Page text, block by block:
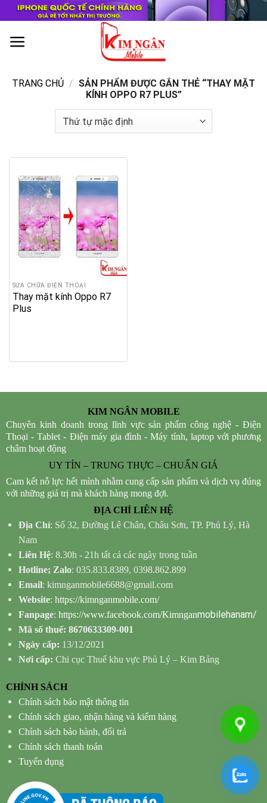
Skip
to
content
TRANG CHỦ / SẢN PHẨM ĐƯỢC GẮN THẺ “THAY MẶT
KÍNH OPPO R7 PLUS”
SỬA CHỮA ĐIỆN THOẠI
Thay mặt kính Oppo R7
Plus
KIM NGÂN MOBILE
Chuyên kinh doanh trong lĩnh vực sản phẩm công nghệ - Điện
Thoại - Tablet - Điện máy gia đình - Máy tính, laptop với phương
châm hoạt động
UY TÍN – TRUNG THỰC – CHUẨN GIÁ
Cam kết nỗ lực hết mình nhằm cung cấp sản phẩm và dịch vụ đúng
với những giá trị mà khách hàng mong đợi.
ĐỊA CHỈ LIÊN HỆ
Địa Chỉ: Số 32, Đường Lê Chân, Châu Sơn, TP. Phủ Lý, Hà
Nam
Liên Hệ: 8.30h - 21h tất cả các ngày trong tuần
Hotline; Zalo: 035.833.8389, 0398.862.899
Email: kimnganmobile6688@gmail.com
Website: https://kimnganmobile.com/
Fanpage: https://www.facebook.com/Kimnganmobilehanam/
Mã số thuế: 8670633309-001
Ngày cấp: 13/12/2021
Nơi cấp: Chi cục Thuế khu vực Phủ Lý – Kim Bảng
CHÍNH SÁCH
Chính sách bảo mật thông tin
Chính sách giao, nhận hàng và kiểm hàng
Chính sách bảo hành, đổi trả
Chính sách thanh toán
Tuyển dụng